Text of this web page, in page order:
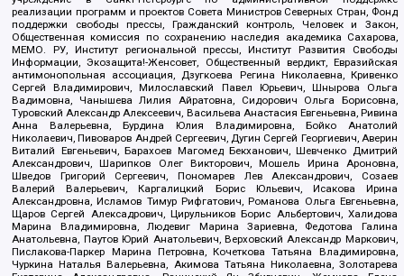
реализации программ и проектов Совета Министров Северных Стран, Фонд
поддержки свободы прессы, Гражданский контроль, Человек и Закон,
Общественная комиссия по сохранению наследия академика Сахарова,
МЕМО. РУ, Институт региональной прессы, Институт Развития Свободы
Информации, Экозащита!-Женсовет, Общественный вердикт, Евразийская
антимонопольная ассоциация, Дзугкоева Регина Николаевна, Кривенко
Сергей Владимирович, Милославский Павел Юрьевич, Шнырова Ольга
Вадимовна, Чанышева Лилия Айратовна, Сидорович Ольга Борисовна,
Туровский Александр Алексеевич, Васильева Анастасия Евгеньевна, Ривина
Анна Валерьевна, Бурдина Юлия Владимировна, Бойко Анатолий
Николаевич, Пивоваров Андрей Сергеевич, Дугин Сергей Георгиевич, Аверин
Виталий Евгеньевич, Барахоев Магомед Бекханович, Шевченко Дмитрий
Александрович, Шарипков Олег Викторович, Мошель Ирина Ароновна,
Шведов Григорий Сергеевич, Пономарев Лев Александрович, Созаев
Валерий Валерьевич, Каргалицкий Борис Юльевич, Исакова Ирина
Александровна, Исламов Тимур Рифгатович, Романова Ольга Евгеньевна,
Щаров Сергей Алексадрович, Цирульников Борис Альбертович, Халидова
Марина Владимировна, Людевиг Марина Зариевна, Федотова Галина
Анатольевна, Паутов Юрий Анатольевич, Верховский Александр Маркович,
Пислакова-Паркер Марина Петровна, Кочеткова Татьяна Владимировна,
Чуркина Наталья Валерьевна, Акимова Татьяна Николаевна, Золотарева